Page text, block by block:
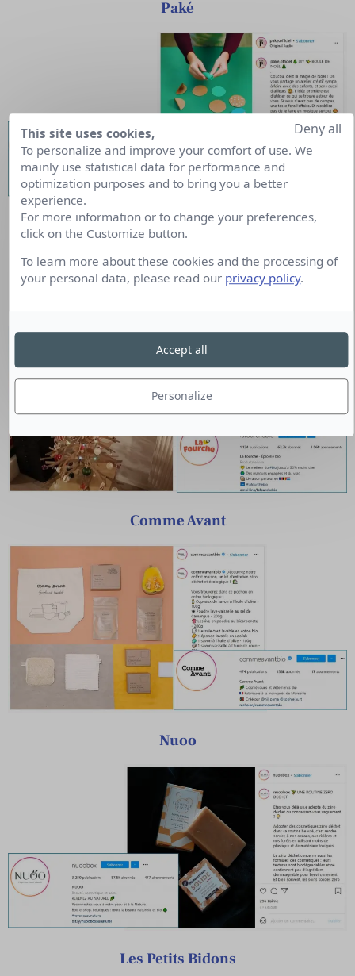
Paké
Analyses d’Insights & Intelligence Medias
Comme Avant
Nuoo
Les Petits Bidons
This site uses cookies,
To personalize and improve your comfort of use. We
mainly use statistical data for performance and
optimization purposes and to bring you a better
experience.
For more information or to change your preferences,
click on the Customize button.
To learn more about these cookies and the processing of
your personal data, please read our privacy policy.
Personalize
Deny all
Accept all